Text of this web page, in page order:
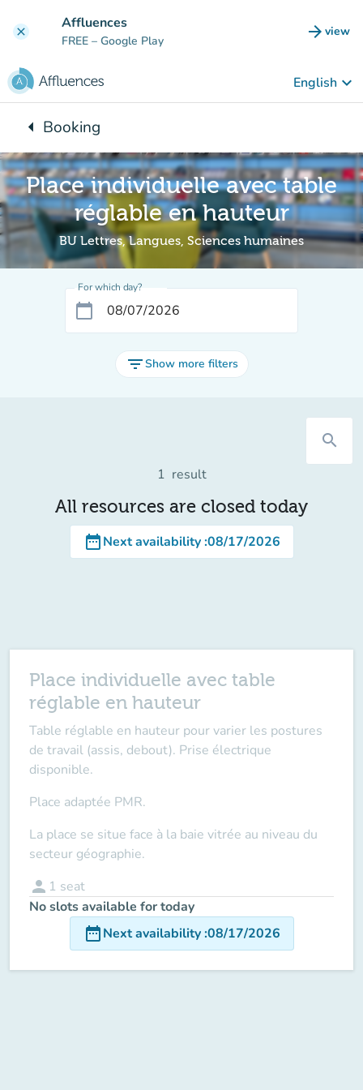
clear Affluences
FREE – Google Play arrow_forward view
(new
English keyboard_arrow_down
arrow_leftBack to:
Booking
Place individuelle avec table
réglable en hauteur
BU Lettres, Langues, Sciences humaines
For which day?
calendar_today
filter_listShow more filters
search
1 result
All resources are closed today
date_rangeNext availability:08/17/2026
Place individuelle avec table
réglable en hauteur
Table réglable en hauteur pour varier les postures
de travail (assis, debout). Prise électrique
disponible.
Place adaptée PMR.
La place se situe face à la baie vitrée au niveau du
secteur géographie.
person 1 seat
No slots available for today
date_rangeNext availability:08/17/2026